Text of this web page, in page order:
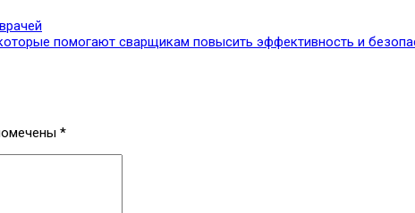
помогают сварщикам повысить эффективность и
*